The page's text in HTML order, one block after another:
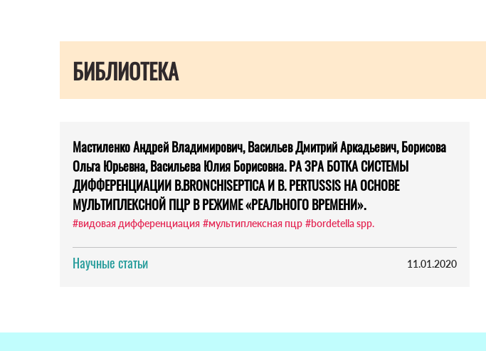
БИБЛИОТЕКА
Мастиленко Андрей Владимирович, Васильев Дмитрий Аркадьевич, Борисова
Ольга Юрьевна, Васильева Юлия Борисовна. РА ЗРА БОТКА СИСТЕМЫ
ДИФФЕРЕНЦИАЦИИ B.BRONCHISEPTICA И B. PERTUSSIS НА ОСНОВЕ
МУЛЬТИПЛЕКСНОЙ ПЦР В РЕЖИМЕ «РЕАЛЬНОГО ВРЕМЕНИ».
#видовая дифференциация #мультиплексная пцр #bordetella spp.
Научные статьи 11.01.2020